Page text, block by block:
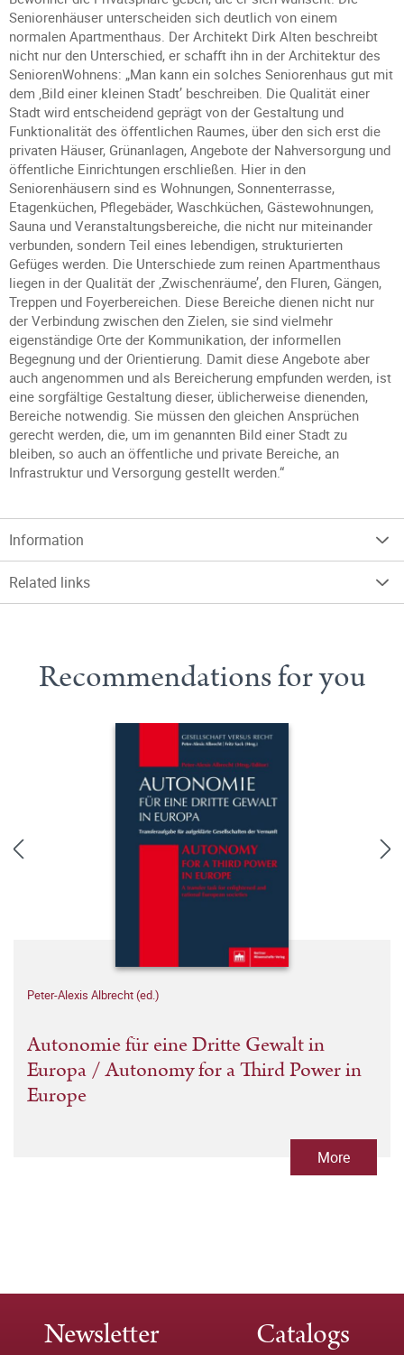
Seniorenhäuser unterscheiden sich deutlich von einem
normalen Apartmenthaus. Der Architekt Dirk Alten beschreibt
nicht nur den Unterschied, er schafft ihn in der Architektur des
SeniorenWohnens: „Man kann ein solches Seniorenhaus gut mit
dem ‚Bild einer kleinen Stadt’ beschreiben. Die Qualität einer
Stadt wird entscheidend geprägt von der Gestaltung und
Funktionalität des öffentlichen Raumes, über den sich erst die
privaten Häuser, Grünanlagen, Angebote der Nahversorgung und
öffentliche Einrichtungen erschließen. Hier in den
Seniorenhäusern sind es Wohnungen, Sonnenterrasse,
Etagenküchen, Pflegebäder, Waschküchen, Gästewohnungen,
Sauna und Veranstaltungsbereiche, die nicht nur miteinander
verbunden, sondern Teil eines lebendigen, strukturierten
Gefüges werden. Die Unterschiede zum reinen Apartmenthaus
liegen in der Qualität der ‚Zwischenräume’, den Fluren, Gängen,
Treppen und Foyerbereichen. Diese Bereiche dienen nicht nur
der Verbindung zwischen den Zielen, sie sind vielmehr
eigenständige Orte der Kommunikation, der informellen
Begegnung und der Orientierung. Damit diese Angebote aber
auch angenommen und als Bereicherung empfunden werden, ist
eine sorgfältige Gestaltung dieser, üblicherweise dienenden,
Bereiche notwendig. Sie müssen den gleichen Ansprüchen
gerecht werden, die, um im genannten Bild einer Stadt zu
bleiben, so auch an öffentliche und private Bereiche, an
Infrastruktur und Versorgung gestellt werden.“
Information
Related links
Recommendations for you
Peter-Alexis Albrecht (ed.)
Autonomie für eine Dritte Gewalt in
Europa / Autonomy for a Third Power in
Europe
More
Newsletter Catalogs